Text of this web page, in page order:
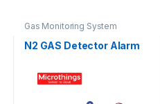
Gas Monitoring System
N2 GAS Detector Alarm